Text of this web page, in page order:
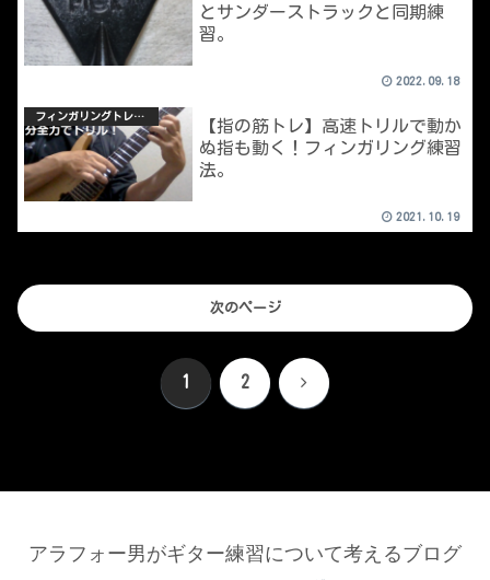
とサンダーストラックと同期練
習。
2022.09.18
フィンガリングトレーニング
【指の筋トレ】高速トリルで動か
ぬ指も動く！フィンガリング練習
法。
2021.10.19
次のページ
1 2 次
アラフォー男がギター練習について考えるブログ